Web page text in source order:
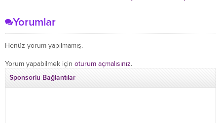
Yorumlar
Henüz yorum yapılmamış.
Yorum yapabilmek için oturum açmalısınız.
Sponsorlu Bağlantılar